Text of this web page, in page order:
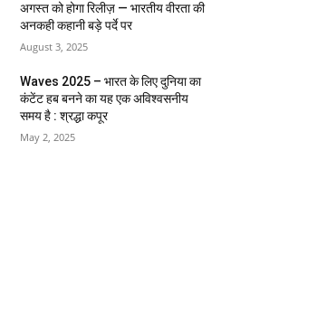
अगस्त को होगा रिलीज़ — भारतीय वीरता की
अनकही कहानी बड़े पर्दे पर
August 3, 2025
Waves 2025 – भारत के लिए दुनिया का
कंटेंट हब बनने का यह एक अविश्वसनीय
समय है : श्रद्धा कपूर
May 2, 2025